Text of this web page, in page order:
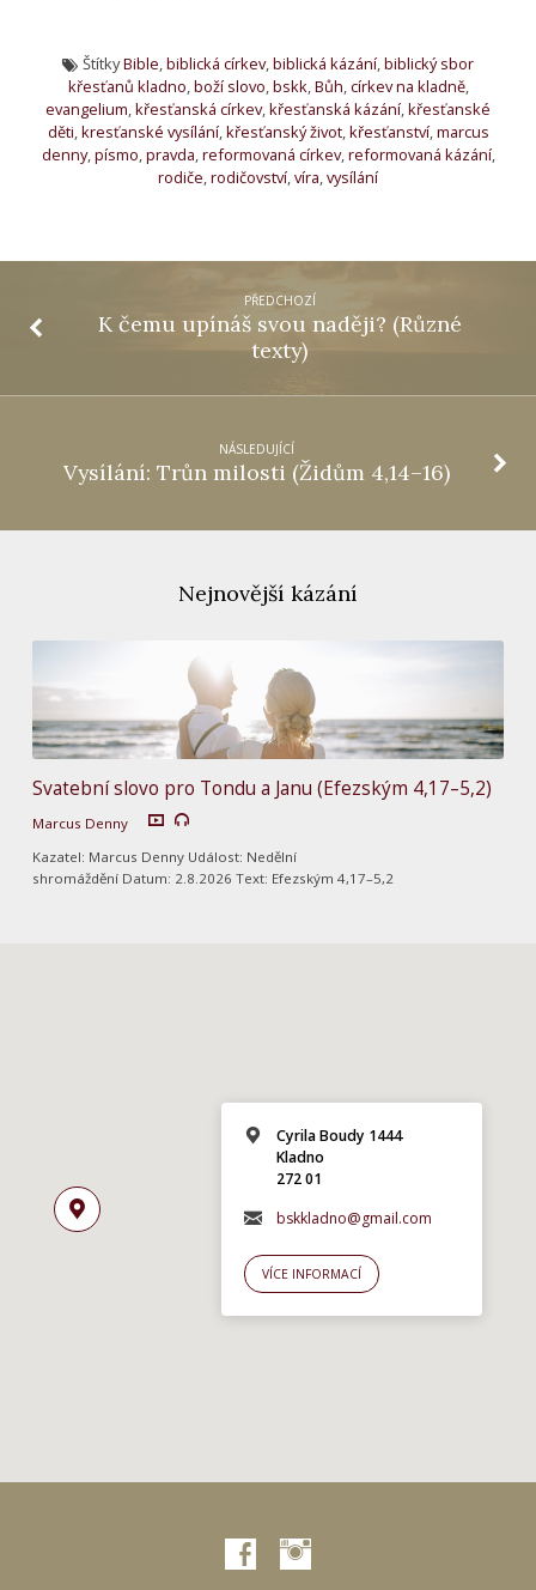
ŠtítkyBible,biblická církev,biblická kázání,biblický sbor
křesťanů kladno,boží slovo,bskk,Bůh,církev na kladně,
evangelium,křesťanská církev,křesťanská kázání,křesťanské
děti,kresťanské vysílání,křesťanský život,křesťanství,marcus
denny,písmo,pravda,reformovaná církev,reformovaná kázání,
rodiče,rodičovství,víra,vysílání
PŘEDCHOZÍ
K čemu upínáš svou naději? (Různé
texty)
NÁSLEDUJÍCÍ
Vysílání: Trůn milosti (Židům 4,14–16)
Nejnovější kázání
Svatební slovo pro Tondu a Janu (Efezským 4,17–5,2)
Marcus Denny
Kazatel: Marcus Denny Událost: Nedělní
shromáždění Datum: 2.8.2026 Text: Efezským 4,17–5,2
Cyrila Boudy 1444
Kladno
272 01
bskkladno@gmail.com
VÍCE INFORMACÍ